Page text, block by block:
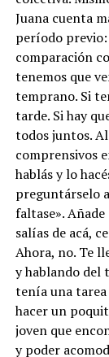
Juana cuenta
período previo:
comparación
tenemos que
temprano. Si
tarde. Si hay
todos juntos.
comprensivos
hablás y lo
preguntárselo
faltase».
salías de acá,
Ahora, no. Te
y hablando del
tenía una tarea
hacer un
joven que
y poder